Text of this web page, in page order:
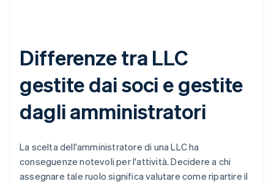
Differenze tra LLC
gestite dai soci e gestite
dagli amministratori
La scelta dell'amministratore di una LLC ha
conseguenze notevoli per l'attività. Decidere a chi
assegnare tale ruolo significa valutare come ripartire il